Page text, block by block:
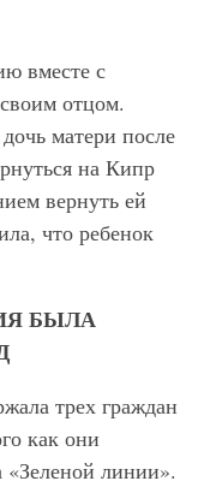
вместе с
отцом.
матери после
на Кипр
вернуть ей
что ребенок
БЫЛА
трех граждан
как они
линии».